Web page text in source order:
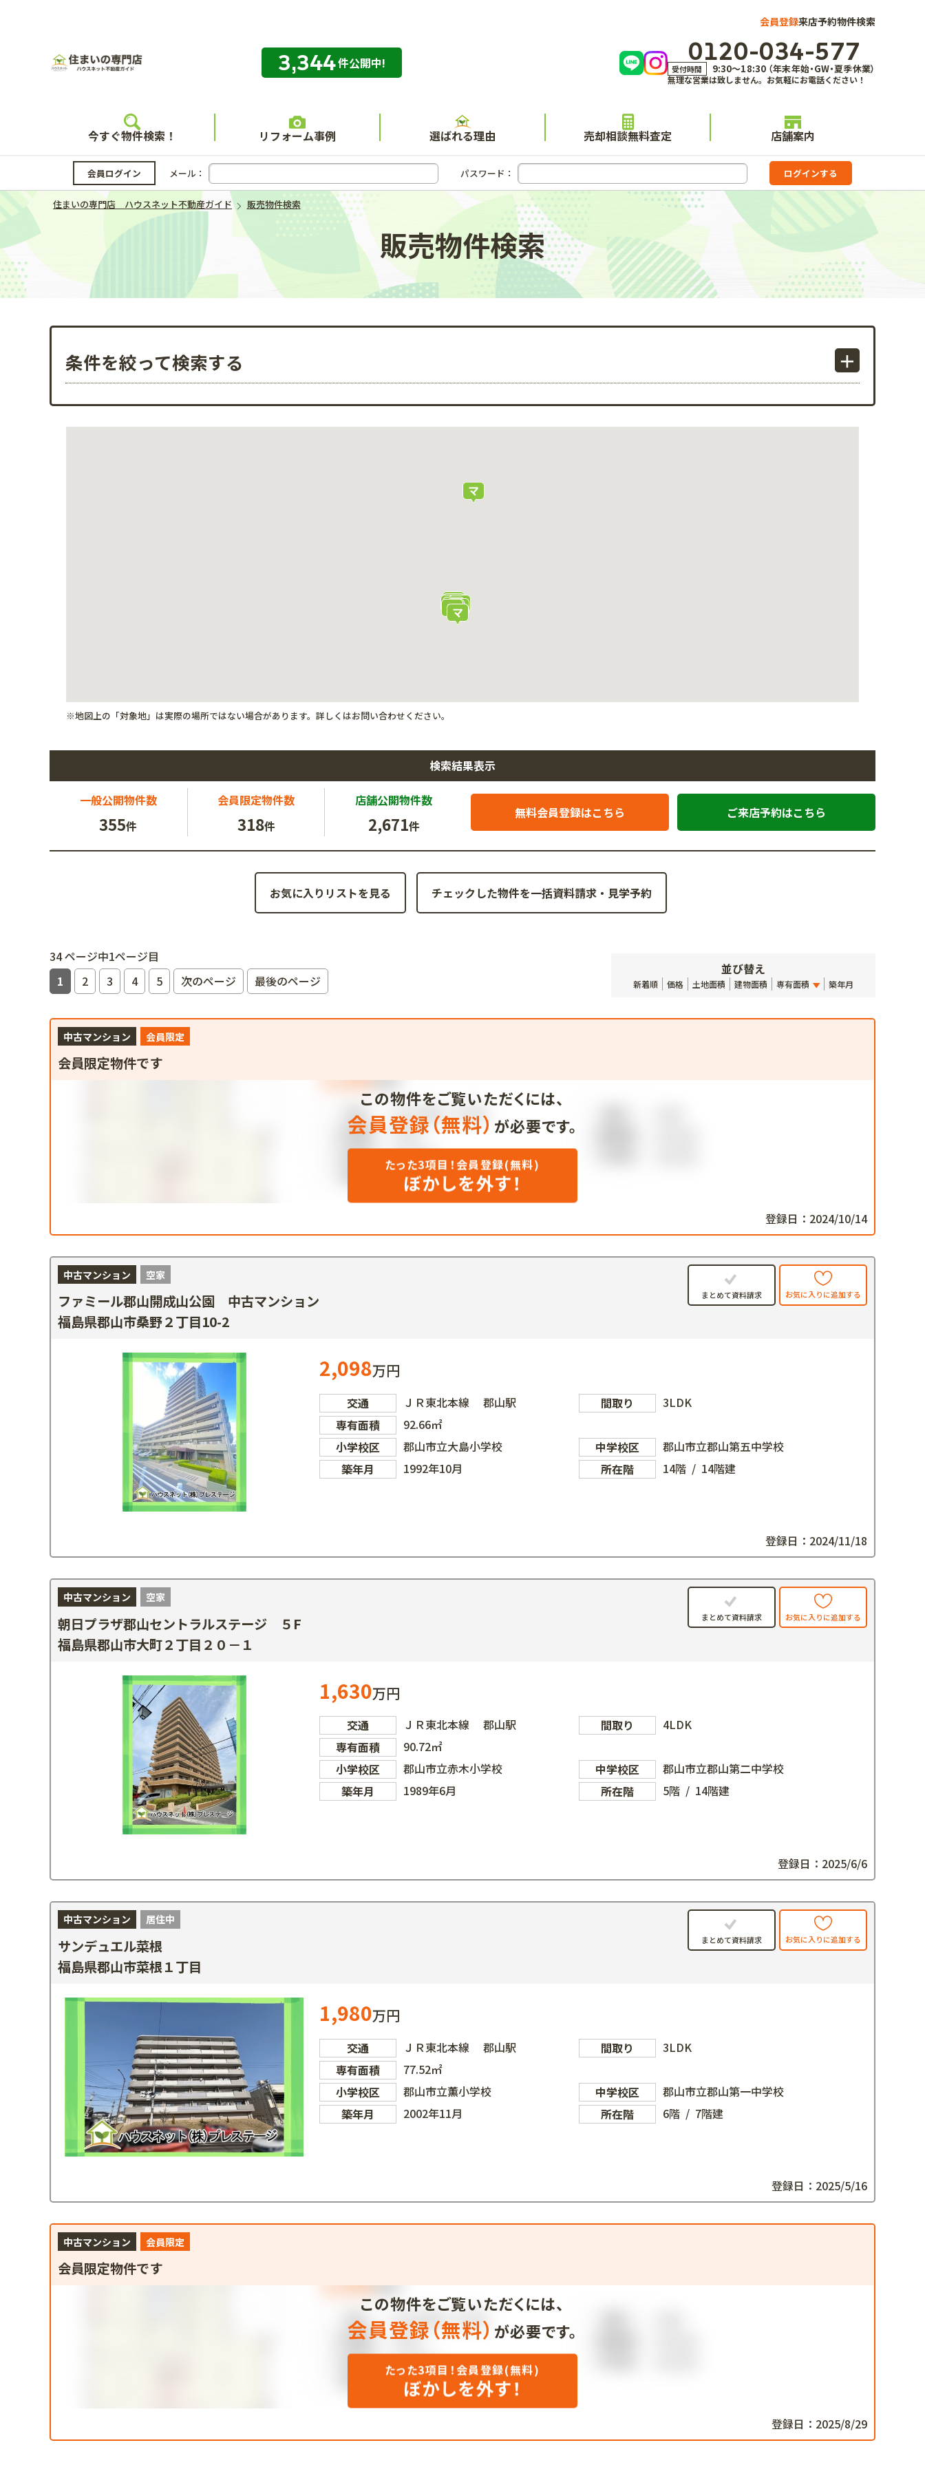
会員登録来店予約物件検索
住まいの専門店 ハウスネット不動産ガイド
3,344件公開中! 0120-034-577
受付時間 9:30～18:30 （年末年始・GW・夏季休業）
無理な営業は致しません。お気軽にお電話ください！
今すぐ物件検索！ リフォーム事例 選ばれる理由 売却相談無料査定 店舗案内
会員ログイン メール： パスワード：
住まいの専門店 ハウスネット不動産ガイド 販売物件検索
販売物件検索
条件を絞って検索する
※地図上の「対象地」は実際の場所ではない場合があります。詳しくはお問い合わせください。
検索結果表示
一般公開物件数
355件
会員限定物件数
318件
店舗公開物件数
2,671件
無料会員登録はこちら ご来店予約はこちら
お気に入りリストを見る
34 ページ中1ページ目
1
2 3 4 5 次のページ 最後のページ
並び替え
新着順 価格 土地面積 建物面積 専有面積 築年月
中古マンション 会員限定
会員限定物件です
この物件をご覧いただくには、
会員登録（無料） が必要です。
たった3項目！会員登録(無料)
ぼかしを外す！
登録日：2024/10/14
中古マンション 空家
ファミール郡山開成山公園 中古マンション
福島県郡山市桑野２丁目10-2
まとめて資料請求 お気に入りに追加する
2,098万円
交通 ＪＲ東北本線 郡山駅 間取り
3LDK
専有面積
92.66㎡
小学校区
郡山市立大島小学校 中学校区
郡山市立郡山第五中学校
築年月
1992年10月 所在階 14階 / 14階建
登録日：2024/11/18
中古マンション 空家
朝日プラザ郡山セントラルステージ ５F
福島県郡山市大町２丁目２０－１
まとめて資料請求 お気に入りに追加する
1,630万円
交通 ＪＲ東北本線 郡山駅 間取り
4LDK
専有面積
90.72㎡
小学校区
郡山市立赤木小学校 中学校区
郡山市立郡山第二中学校
築年月
1989年6月 所在階 5階 / 14階建
登録日：2025/6/6
中古マンション 居住中
サンデュエル菜根
福島県郡山市菜根１丁目
まとめて資料請求 お気に入りに追加する
1,980万円
交通 ＪＲ東北本線 郡山駅 間取り
3LDK
専有面積
77.52㎡
小学校区
郡山市立薫小学校 中学校区
郡山市立郡山第一中学校
築年月
2002年11月 所在階 6階 / 7階建
登録日：2025/5/16
中古マンション 会員限定
会員限定物件です
この物件をご覧いただくには、
会員登録（無料） が必要です。
たった3項目！会員登録(無料)
ぼかしを外す！
登録日：2025/8/29